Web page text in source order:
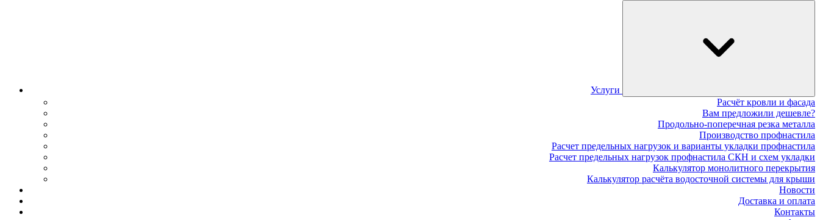
Услуги
Расчёт кровли и фасада
Вам предложили дешевле?
Продольно-поперечная резка металла
Производство профнастила
Расчет предельных нагрузок и варианты укладки профнастила
Расчет предельных нагрузок профнастила СКН и схем укладки
Калькулятор монолитного перекрытия
Калькулятор расчёта водосточной системы для крыши
Новости
Доставка и оплата
Контакты